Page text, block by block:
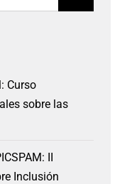
Curso
sobre las
II
Inclusión